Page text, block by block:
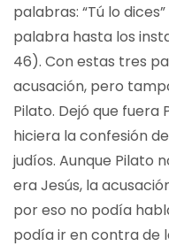
palabras: “Tú lo
palabra hasta los
46). Con estas tres
acusación, pero
Pilato. Dejó que
hiciera la confesión
judíos. Aunque Pilato
era Jesús, la
por eso no podía
podía ir en contra de